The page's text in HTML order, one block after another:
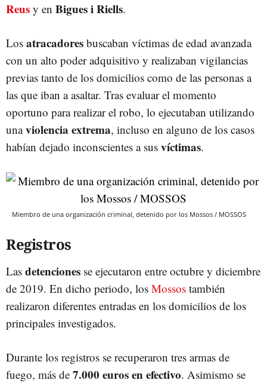
Reus y en Bigues i Riells.
Los atracadores buscaban víctimas de edad avanzada
con un alto poder adquisitivo y realizaban vigilancias
previas tanto de los domicilios como de las personas a
las que iban a asaltar. Tras evaluar el momento
oportuno para realizar el robo, lo ejecutaban utilizando
unaviolencia extrema, incluso en alguno de los casos
habían dejado inconscientes a sus víctimas.
Miembro de una organización criminal, detenido por los Mossos / MOSSOS
Registros
Las detenciones se ejecutaron entre octubre y diciembre
de 2019. En dicho periodo, los Mossos también
realizaron diferentes entradas en los domicilios de los
principales investigados.
Durante los registros se recuperaron tres armas de
fuego, más de 7.000 euros en efectivo. Asimismo se